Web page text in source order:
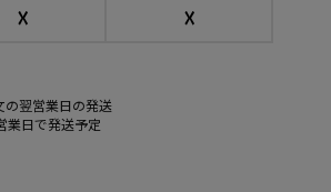
☓ ☓
の翌営業日の発送
業日で発送予定